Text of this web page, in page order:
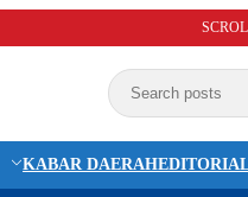
KABAR DAERAH